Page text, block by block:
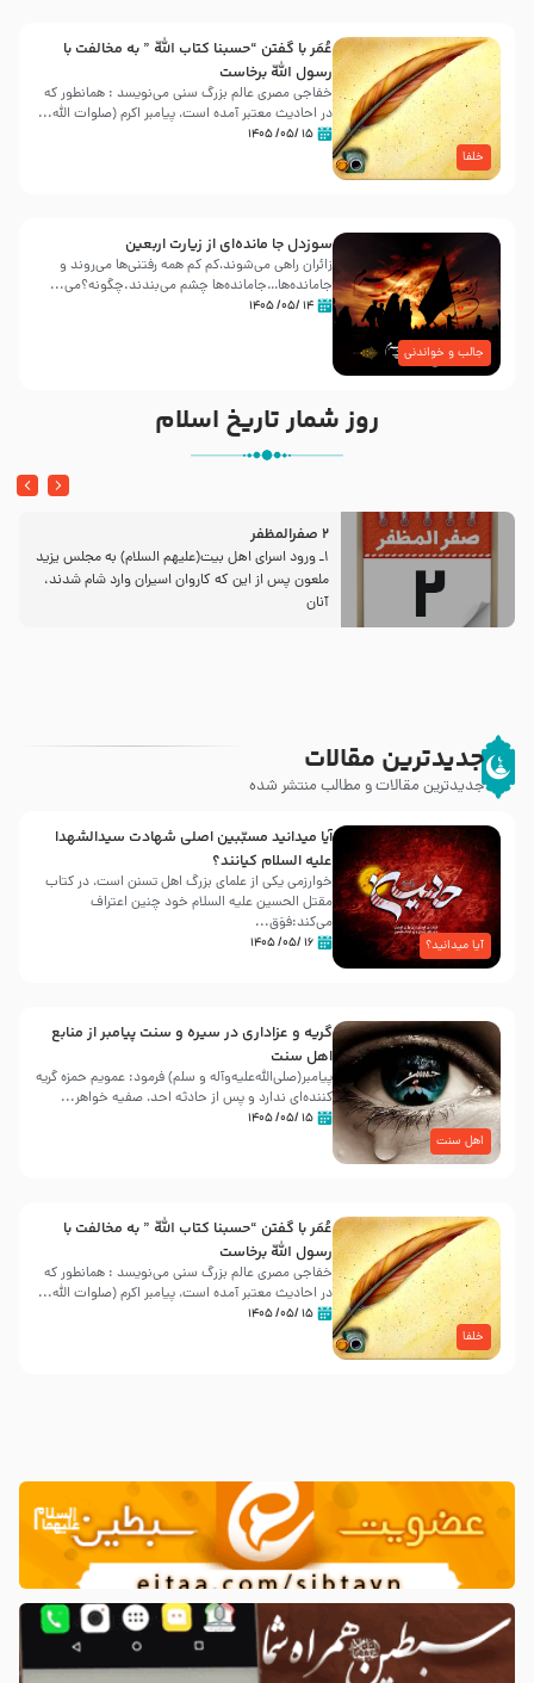
خلفا
عُمَر با گفتن “حسبنا كتاب اللّه ” به مخالفت با
رسول اللّه برخاست
خفاجی مصری عالم بزرگ سنی می‌نویسد : همانطور که
در احادیث معتبر آمده است، پیامبر اکرم (صلوات اللّه...
۱۵ /۰۵/ ۱۴۰۵
جالب و خواندنی
سوزدل جا مانده‌ای از زیارت اربعین
زائران راهی می‌شوند،کم‌ کم همه رفتنی‌ها می‌روند و
جامانده‌ها…جامانده‌ها چشم می‌بندند.چگونه؟می‌...
۱۴ /۰۵/ ۱۴۰۵
روز شمار تاریخ اسلام
2 صفرالمظفر
1ـ ورود اسراى اهل بیت‌(علیهم السلام) به مجلس یزید
ملعون پس از این كه كاروان اسیران وارد شام شدند،
آنان
جدیدترین مقالات
جدیدترین مقالات و مطالب منتشر شده
آیا میدانید؟
آیا میدانید مسبّبین اصلی شهادت سیدالشهدا
علیه ‌السلام کیانند؟
خوارزمی یکی از علمای بزرگ اهل تسنن است، در کتاب
مقتل الحسین علیه ‌السلام خود چنین اعتراف
می‌کند:فوَق...
۱۶ /۰۵/ ۱۴۰۵
اهل سنت
گریه و عزاداری در سیره و سنت پیامبر از منابع
اهل سنت
پیامبر(صلی‌الله‌علیه‌وآله و سلم) فرمود: عمویم حمزه گریه
کننده‌ای ندارد و پس از حادثه احد، صفیه خواهر...
۱۵ /۰۵/ ۱۴۰۵
خلفا
عُمَر با گفتن “حسبنا كتاب اللّه ” به مخالفت با
رسول اللّه برخاست
خفاجی مصری عالم بزرگ سنی می‌نویسد : همانطور که
در احادیث معتبر آمده است، پیامبر اکرم (صلوات اللّه...
۱۵ /۰۵/ ۱۴۰۵